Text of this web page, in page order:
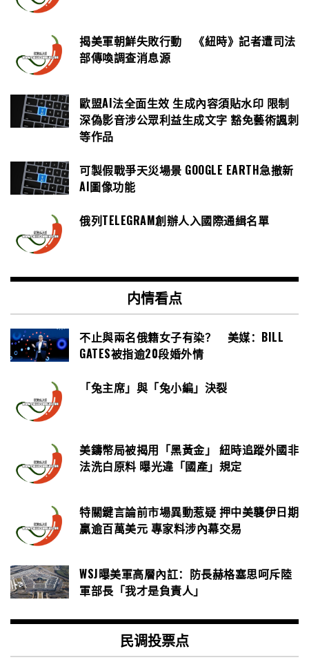
揭美軍朝鮮失敗行動 《紐時》記者遭司法
部傳喚調查消息源
歐盟AI法全面生效 生成內容須貼水印 限制
深偽影音涉公眾利益生成文字 豁免藝術諷刺
等作品
可製假戰爭天災場景 GOOGLE EARTH急撤新
AI圖像功能
俄列TELEGRAM創辦人入國際通緝名單
内情看点
不止與兩名俄籍女子有染？ 美媒：BILL
GATES被指逾20段婚外情
「兔主席」與「兔小編」決裂
美鑄幣局被揭用「黑黃金」 紐時追蹤外國非
法洗白原料 曝光違「國產」規定
特關鍵言論前市場異動惹疑 押中美襲伊日期
贏逾百萬美元 專家料涉內幕交易
WSJ曝美軍高層內訌：防長赫格塞思呵斥陸
軍部長「我才是負責人」
民调投票点